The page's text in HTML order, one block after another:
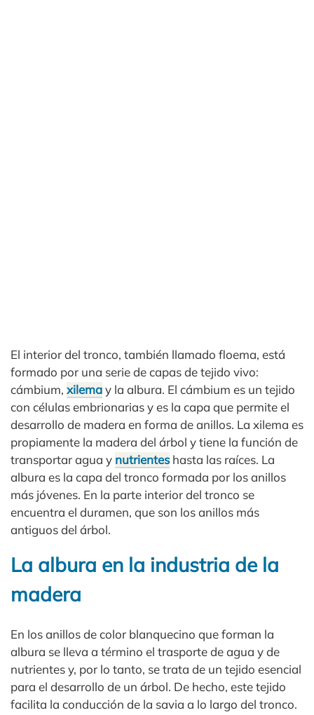
El interior del tronco, también llamado floema, está
formado por una serie de capas de tejido vivo:
cámbium, xilemay la albura. El cámbium es un tejido
con células embrionarias y es la capa que permite el
desarrollo de madera en forma de anillos. La xilema es
propiamente la madera del árbol y tiene la función de
transportar agua y nutrienteshasta las raíces. La
albura es la capa del tronco formada por los anillos
más jóvenes. En la parte interior del tronco se
encuentra el duramen, que son los anillos más
antiguos del árbol.
La albura en la industria de la
madera
En los anillos de color blanquecino que forman la
albura se lleva a término el trasporte de agua y de
nutrientes y, por lo tanto, se trata de un tejido esencial
para el desarrollo de un árbol. De hecho, este tejido
facilita la conducción de la savia a lo largo del tronco.